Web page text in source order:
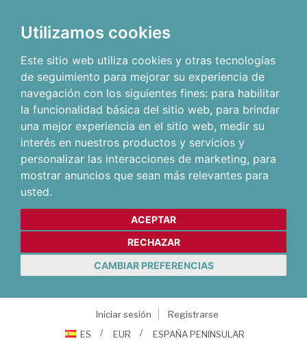
Utilizamos cookies
Este sitio web utiliza cookies y otras tecnologías
de seguimiento para mejorar su experiencia de
navegación con los siguientes fines: para habilitar
la funcionalidad básica del sitio web, para brindar
una mejor experiencia en el sitio web, medir su
interés en nuestros productos y servicios y
personalizar las interacciones de marketing, para
mostrar anuncios que sean más relevantes para
usted.
ACEPTAR
RECHAZAR
CAMBIAR PREFERENCIAS
Iniciar sesión
Registrarse
ES
EUR ESPAÑA PENINSULAR